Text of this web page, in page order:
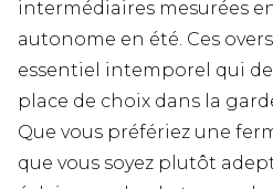
intermédiaires mesurées
autonome en été. Ces
essentiel intemporel qui
place de choix dans la
Que vous préfériez une
que vous soyez plutôt